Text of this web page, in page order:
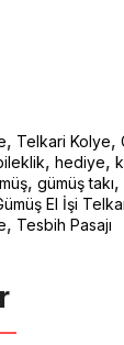
, Telkari Kolye,
, hediye,
, gümüş takı,
El İşi
, Tesbih Pasajı